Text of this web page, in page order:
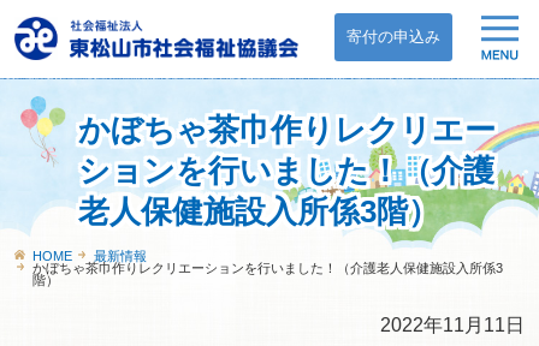
寄付の申込み
かぼちゃ茶巾作りレクリエー
ションを行いました！（介護
老人保健施設入所係3階）
HOME
最新情報
かぼちゃ茶巾作りレクリエーションを行いました！（介護老人保健施設入所係3
階）
2022年11月11日